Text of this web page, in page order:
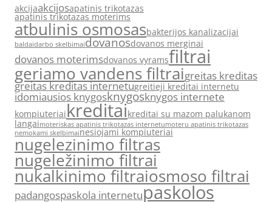
akcijaakcijosapatinis trikotazas
apatinis trikotazas moterims
atbulinis osmosasbakterijos kanalizacijai
baldaidarbo skelbimaidovanosdovanos merginai
dovanos moterimsdovanos vyramsfiltrai
geriamo vandens filtraigreitas kreditas
greitas kreditas internetugreitieji kreditai internetu
idomiausios knygosknygosknygos internete
kompiuteriaikreditaikreditai su mazom palukanom
langaimoteriskas apatinis trikotazas internetumoteru apatinis trikotazas
nemokami skelbimainesiojami kompiuteriai
nugelezinimo filtras
nugeležinimo filtrai
nukalkinimo filtraiosmoso filtrai
padangospaskola internetupaskolos